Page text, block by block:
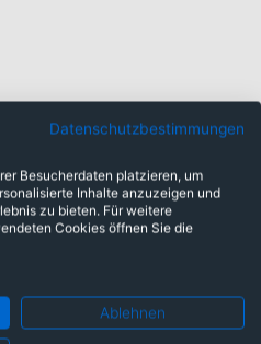
Datenschutzbestimmungen
Besucherdaten platzieren, um
Inhalte anzuzeigen und
zu bieten. Für weitere
Cookies öffnen Sie die
Ablehnen